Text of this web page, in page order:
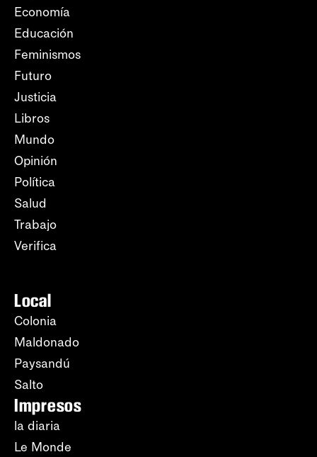
Economía
Educación
Feminismos
Futuro
Justicia
Libros
Mundo
Opinión
Política
Salud
Trabajo
Verifica
Local
Colonia
Maldonado
Paysandú
Salto
Impresos
la diaria
Le Monde